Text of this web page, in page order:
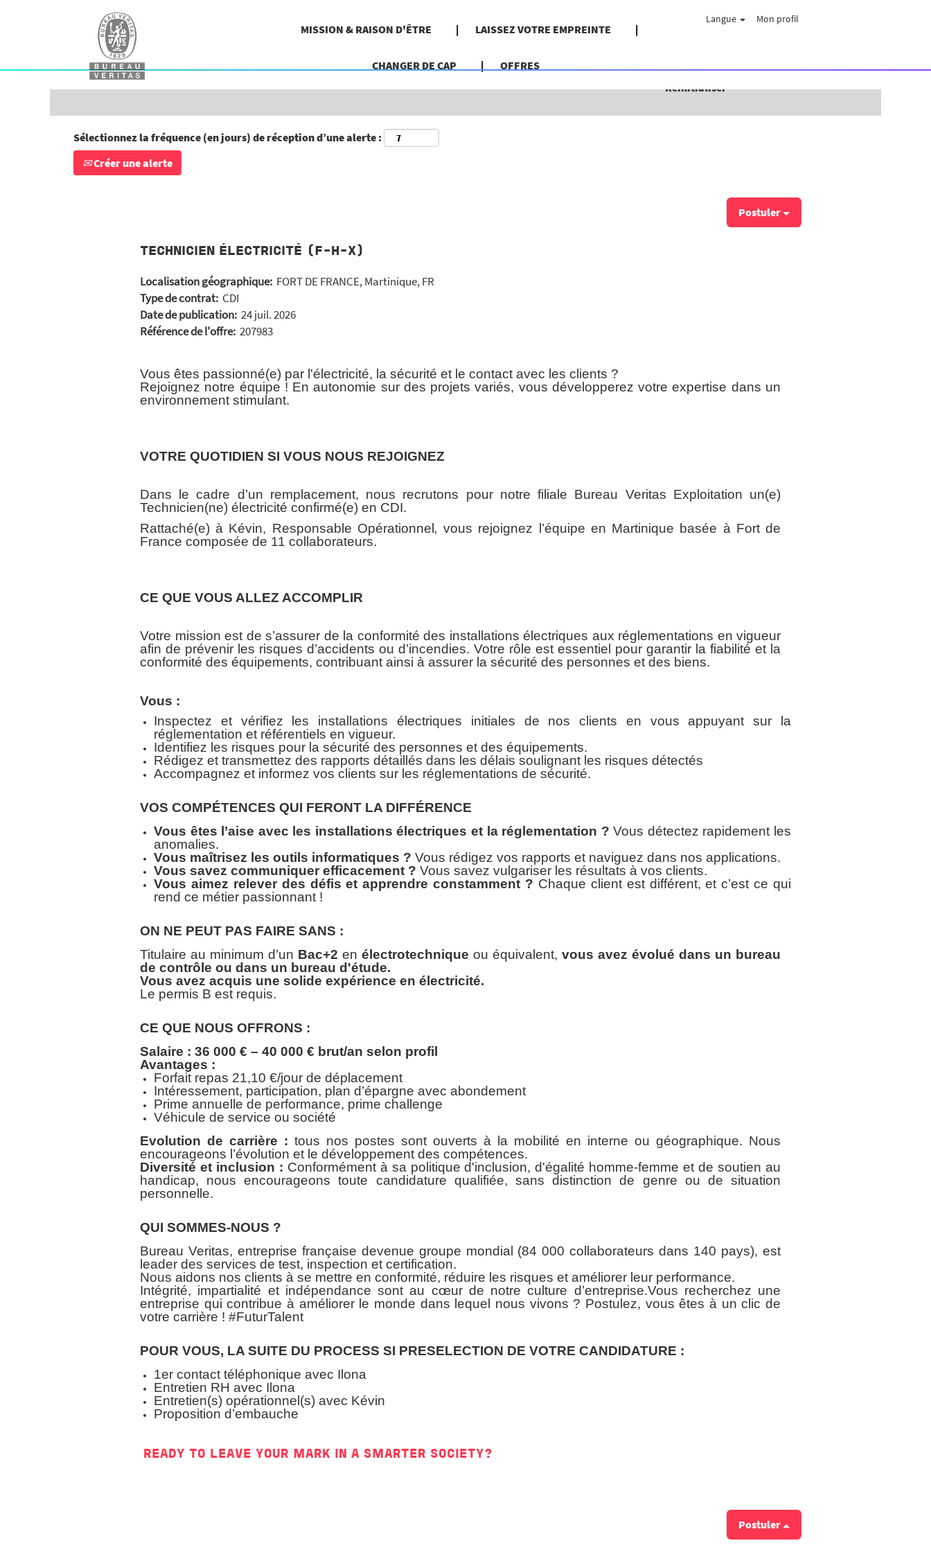
MISSION & RAISON D'ÊTRE LAISSEZ VOTRE EMPREINTE
CHANGER DE CAP OFFRES
Langue Mon profil
Rechercher par mot-clé Rechercher par localisation géographique
Afficher plus d’options
Réinitialiser
Sélectionnez la fréquence (en jours) de réception d’une alerte :
Créer une alerte
Postuler
TECHNICIEN ÉLECTRICITÉ (F-H-X)
Localisation géographique: FORT DE FRANCE, Martinique, FR
Type de contrat: CDI
Date de publication: 24 juil. 2026
Référence de l'offre: 207983
Vous êtes passionné(e) par l'électricité, la sécurité et le contact avec les clients ?
Rejoignez notre équipe ! En autonomie sur des projets variés, vous développerez votre expertise dans un
environnement stimulant.
VOTRE QUOTIDIEN SI VOUS NOUS REJOIGNEZ
Dans le cadre d’un remplacement, nous recrutons pour notre filiale Bureau Veritas Exploitation un(e)
Technicien(ne) électricité confirmé(e) en CDI.
Rattaché(e) à Kévin, Responsable Opérationnel ,vous rejoignez l’équipe en Martinique basée à Fort de
France composée de 11 collaborateurs.
CE QUE VOUS ALLEZ ACCOMPLIR
Votre mission est de s’assurer de la conformité des installations électriques aux réglementations en vigueur
afin de prévenir les risques d’accidents ou d’incendies. Votre rôle est essentiel pour garantir la fiabilité et la
conformité des équipements, contribuant ainsi à assurer la sécurité des personnes et des biens.
Vous :
Inspectez et vérifiez les installations électriques initiales de nos clients en vous appuyant sur la
réglementation et référentiels en vigueur.
Identifiez les risques pour la sécurité des personnes et des équipements.
Rédigez et transmettez des rapports détaillés dans les délais soulignant les risques détectés
Accompagnez et informez vos clients sur les réglementations de sécurité.
VOS COMPÉTENCES QUI FERONT LA DIFFÉRENCE
Vous êtes l’aise avec les installations électriques et la réglementation ?Vous détectez rapidement les
anomalies.
Vous maîtrisez les outils informatiques ? Vous rédigez vos rapports et naviguez dans nos applications.
Vous savez communiquer efficacement ? Vous savez vulgariser les résultats à vos clients.
Vous aimez relever des défis et apprendre constamment ? Chaque client est différent, et c’est ce qui
rend ce métier passionnant !
ON NE PEUT PAS FAIRE SANS :
Titulaire au minimum d’un Bac+2 en électrotechnique ou équivalent, vous avez évolué dans un bureau
de contrôle ou dans un bureau d'étude.
Vous avez acquis une solide expérience en électricité.
Le permis B est requis.
CE QUE NOUS OFFRONS :
Salaire : 36 000 € – 40 000 € brut/an selon profil
Avantages :
Forfait repas 21,10 €/jour de déplacement
Intéressement, participation, plan d’épargne avec abondement
Prime annuelle de performance, prime challenge
Véhicule de service ou société
Evolution de carrière : tous nos postes sont ouverts à la mobilité en interne ou géographique. Nous
encourageons l’évolution et le développement des compétences.
Diversité et inclusion : Conformément à sa politique d'inclusion, d'égalité homme-femme et de soutien au
handicap, nous encourageons toute candidature qualifiée, sans distinction de genre ou de situation
personnelle.
QUI SOMMES-NOUS ?
Bureau Veritas, entreprise française devenue groupe mondial (84 000 collaborateurs dans 140 pays), est
leader des services de test, inspection et certification.
Nous aidons nos clients à se mettre en conformité, réduire les risques et améliorer leur performance.
Intégrité, impartialité et indépendance sont au cœur de notre culture d’entreprise.Vous recherchez une
entreprise qui contribue à améliorer le monde dans lequel nous vivons ? Postulez, vous êtes à un clic de
votre carrière ! #FuturTalent
POUR VOUS, LA SUITE DU PROCESS SI PRESELECTION DE VOTRE CANDIDATURE :
1er contact téléphonique avec Ilona
Entretien RH avec Ilona
Entretien(s) opérationnel(s) avec Kévin
Proposition d’embauche
READY TO LEAVE YOUR MARK IN A SMARTER SOCIETY?
Postuler